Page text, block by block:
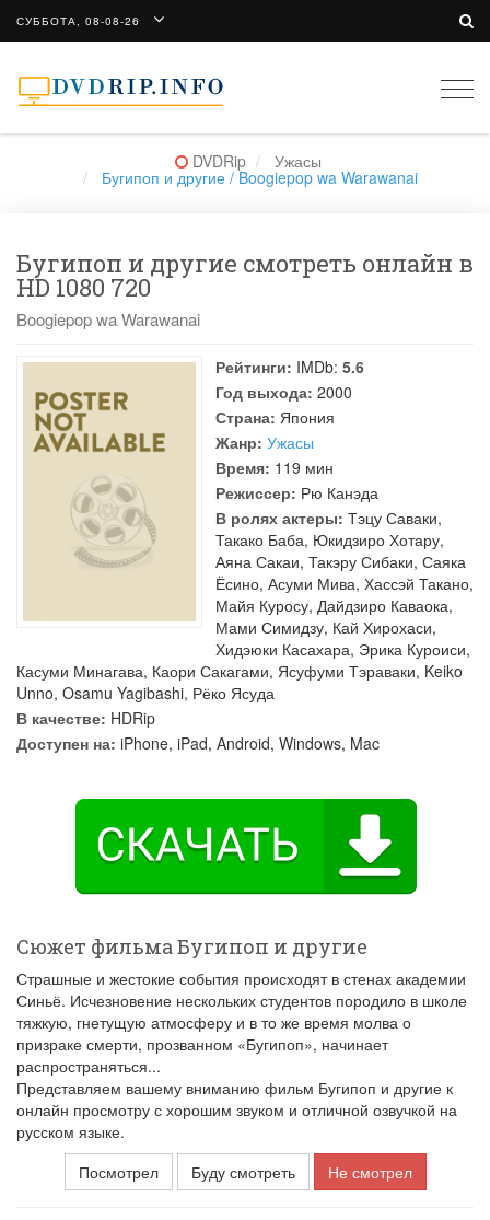
СУББОТА, 08-08-26
DVDRip Ужасы
Бугипоп и другие / Boogiepop wa Warawanai
Бугипоп и другие смотреть онлайн в
HD 1080 720
Boogiepop wa Warawanai
Рейтинги: IMDb: 5.6
Год выхода: 2000
Страна: Япония
Жанр: Ужасы
Время: 119 мин
Режиссер: Рю Канэда
В ролях актеры: Тэцу Саваки,
Такако Баба, Юкидзиро Хотару,
Аяна Сакаи, Такэру Сибаки, Саяка
Ёсино, Асуми Мива, Хассэй Такано,
Майя Куросу, Дайдзиро Каваока,
Мами Симидзу, Кай Хирохаси,
Хидэюки Касахара, Эрика Куроиси,
Касуми Минагава, Каори Сакагами, Ясуфуми Тэраваки, Keiko
Unno, Osamu Yagibashi, Рёко Ясуда
В качестве: HDRip
Доступен на: iPhone, iPad, Android, Windows, Mac
Сюжет фильма Бугипоп и другие
Страшные и жестокие события происходят в стенах академии
Синьё. Исчезновение нескольких студентов породило в школе
тяжкую, гнетущую атмосферу и в то же время молва о
призраке смерти, прозванном «Бугипоп», начинает
распространяться...
Представляем вашему вниманию фильм Бугипоп и другие к
онлайн просмотру с хорошим звуком и отличной озвучкой на
русском языке.
Посмотрел
Буду смотреть Не смотрел